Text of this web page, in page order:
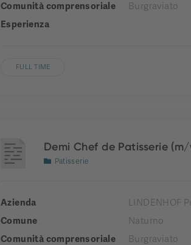
Comunità comprensoriale
Burgraviato
Esperienza
FULL TIME
Demi Chef de Patisserie
Patisserie
Azienda
LINDENHOF
Comune
Naturno
Comunità comprensoriale
Burgraviato